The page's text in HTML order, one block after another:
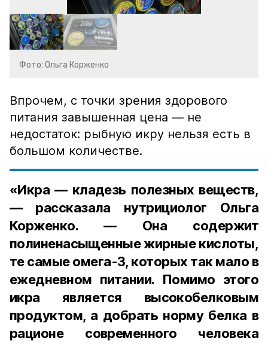
Фото: Ольга Корженко
Впрочем, с точки зрения здорового
питания завышенная цена — не
недостаток: рыбную икру нельзя есть в
большом количестве.
«Икра — кладезь полезных веществ,
— рассказала нутрициолог Ольга
Корженко. — Она содержит
полиненасыщенные жирные кислоты,
те самые омега-3, которых так мало в
ежедневном питании. Помимо этого
икра является высокобелковым
продуктом, а добрать норму белка в
рационе современного человека